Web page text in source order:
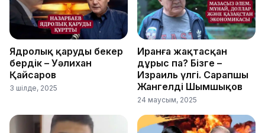
Ядролық қаруды бекер
бердік – Уәлихан
Қайсаров
3 шілде, 2025
Иранға жақтасқан
дұрыс па? Бізге –
Израиль үлгі. Сарапшы
Жангелді Шымшықов
24 маусым, 2025